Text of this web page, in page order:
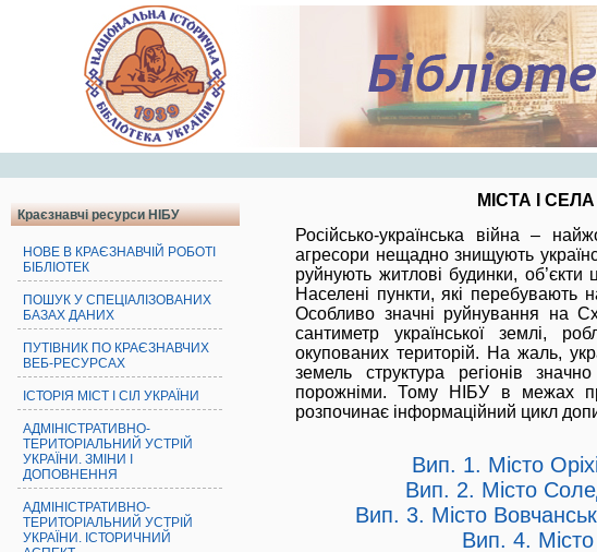
Краєзнавчі ресурси НІБУ
НОВЕ В КРАЄЗНАВЧІЙ РОБОТІ
БІБЛІОТЕК
ПОШУК У СПЕЦІАЛІЗОВАНИХ
БАЗАХ ДАНИХ
ПУТІВНИК ПО КРАЄЗНАВЧИХ
ВЕБ-РЕСУРСАХ
ІСТОРІЯ МІСТ І СІЛ УКРАЇНИ
АДМІНІСТРАТИВНО-
ТЕРИТОРІАЛЬНИЙ УСТРІЙ
УКРАЇНИ. ЗМІНИ І
ДОПОВНЕННЯ
АДМІНІСТРАТИВНО-
ТЕРИТОРІАЛЬНИЙ УСТРІЙ
УКРАЇНИ. ІСТОРИЧНИЙ
МІСТА І
Російсько-українська війна –
агресори нещадно знищують
руйнують житлові будинки, об’єкти
Населені пункти, які перебувають
Особливо значні руйнування на
сантиметр української землі,
окупованих територій. На жаль,
земель структура регіонів
порожніми. Тому НІБУ в межах
розпочинає інформаційний цикл
Вип. 1. Місто
Вип. 2. Місто
Вип. 3. Місто
Вип. 4. Місто